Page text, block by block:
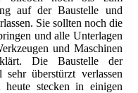
auf der Baustelle und
Sie sollten noch die
und alle Unterlagen
und Maschinen
Die Baustelle der
überstürzt verlassen
heute stecken in einigen